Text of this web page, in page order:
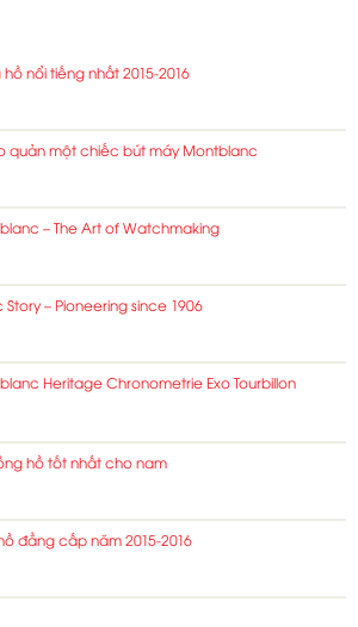
nổi tiếng nhất 2015-2016
quản một chiếc bút máy Montblanc
– The Art of Watchmaking
– Pioneering since 1906
Heritage Chronometrie Exo Tourbillon
hồ tốt nhất cho nam
đẳng cấp năm 2015-2016